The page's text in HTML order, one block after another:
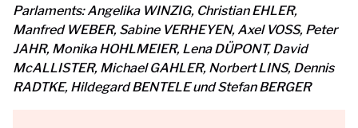
Parlaments: Angelika WINZIG, Christian EHLER,
Manfred WEBER, Sabine VERHEYEN, Axel VOSS, Peter
JAHR, Monika HOHLMEIER, Lena DÜPONT, David
McALLISTER, Michael GAHLER, Norbert LINS, Dennis
RADTKE, Hildegard BENTELE und Stefan BERGER